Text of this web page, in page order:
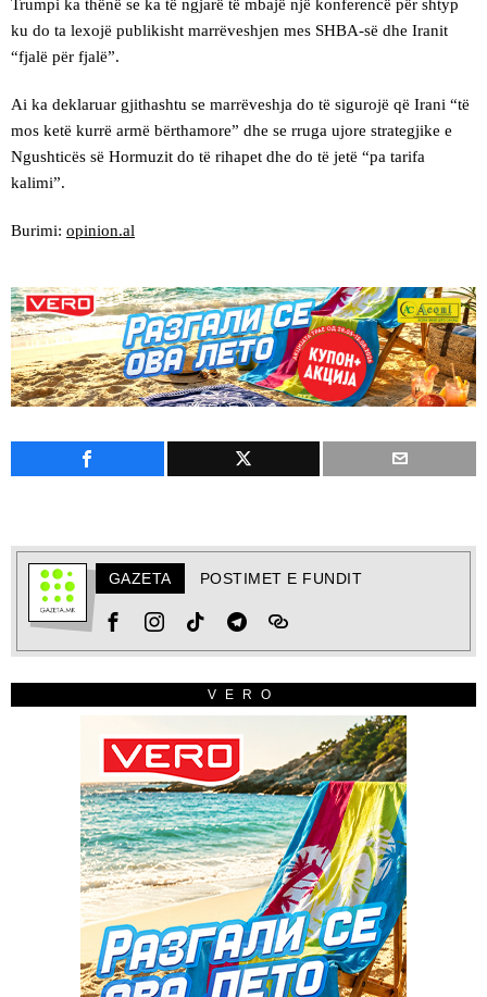
Trumpi ka thënë se ka të ngjarë të mbajë një konferencë për shtyp
ku do ta lexojë publikisht marrëveshjen mes SHBA-së dhe Iranit
“fjalë për fjalë”.
Ai ka deklaruar gjithashtu se marrëveshja do të sigurojë që Irani “të
mos ketë kurrë armë bërthamore” dhe se rruga ujore strategjike e
Ngushticës së Hormuzit do të rihapet dhe do të jetë “pa tarifa
kalimi”.
Burimi: opinion.al
GAZETA POSTIMET E FUNDIT
VERO